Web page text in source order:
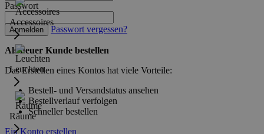
Accessoires
Leuchten
Räume
Passwort
Anmelden Passwort vergessen?
Als neuer Kunde bestellen
Das Erstellen eines Kontos hat viele Vorteile:
Bestell- und Versandstatus ansehen
Bestellverlauf verfolgen
Schneller bestellen
Ein Konto erstellen